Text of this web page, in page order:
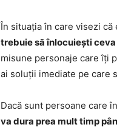
În situația în care visezi
trebuie să înlocuiești
misune personaje care îți
ai soluții imediate pe care
Dacă sunt persoane care
va dura prea mult timp